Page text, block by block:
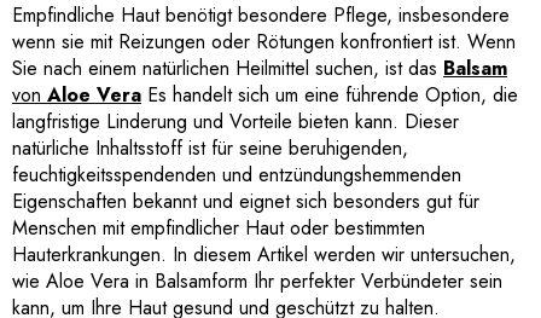
Empfindliche Haut benötigt besondere Pflege, insbesondere
wenn sie mit Reizungen oder Rötungen konfrontiert ist. Wenn
Sie nach einem natürlichen Heilmittel suchen, ist das Balsam
von Aloe Vera Es handelt sich um eine führende Option, die
langfristige Linderung und Vorteile bieten kann. Dieser
natürliche Inhaltsstoff ist für seine beruhigenden,
feuchtigkeitsspendenden und entzündungshemmenden
Eigenschaften bekannt und eignet sich besonders gut für
Menschen mit empfindlicher Haut oder bestimmten
Hauterkrankungen. In diesem Artikel werden wir untersuchen,
wie Aloe Vera in Balsamform Ihr perfekter Verbündeter sein
kann, um Ihre Haut gesund und geschützt zu halten.